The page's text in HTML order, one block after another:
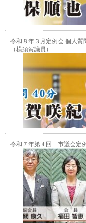
令和８年３月定例会 個人質
（横須賀議員）
令和７年第４回 市議会定